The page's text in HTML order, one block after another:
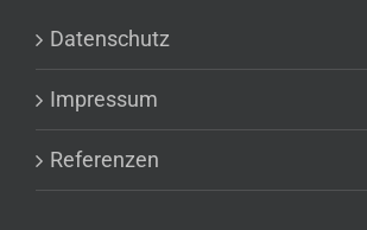
Datenschutz
Impressum
Referenzen